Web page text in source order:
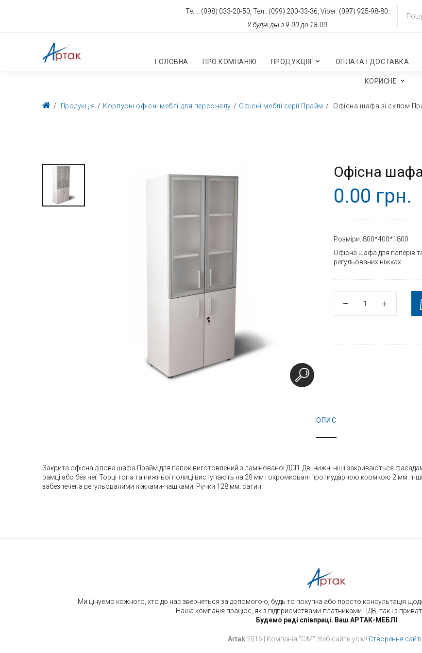
Тел.: (098) 033-20-50, Тел.: (099) 200-33-36, Viber: (097) 925-98-80.
У будні дні з 9-00 до 18-00
ГОЛОВНА ПРО КОМПАНІЮ ПРОДУКЦІЯ ОПЛАТА І ДОСТАВКА
КОРИСНЕ
Продукція Корпусні офісні меблі для персоналу Офісні меблі серії Прайм Офісна шафа зі склом
Офісна
0.00 грн.
Розміри: 800*400*1800
Офісна шафа для паперів
регульованих ніжках.
ОПИС
Закрита офісна ділова шафа Прайм для папок виготовлений з ламінованої ДСП. Дві нижні ніші закриваються
рамці або без неї. Торці топа та нижньої полиці виступають на 20 мм і окромковані протиударною кромкою 2 мм.
забезпечена регульованими ніжками-чашками. Ручки 128 мм, сатин.
Ми цінуємо кожного, хто до нас звернеться за допомогою, будь то покупка або просто консультація
Наша компанія працює, як з підприємствами-платниками ПДВ, так і з
Будемо раді співпраці. Ваш АРТАК-МЕБЛІ
Artak2016 | Компанія "СіМ". Веб-cайти усім! Створення